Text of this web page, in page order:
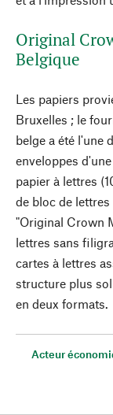
Original
Belgique
Les papiers
Bruxelles ; le
belge a été l'une
enveloppes
papier à lettres
de bloc de
"Original Crown
lettres sans
cartes à lettres
structure plus
en deux formats.
Acteur